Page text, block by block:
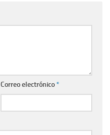
Correo electrónico*